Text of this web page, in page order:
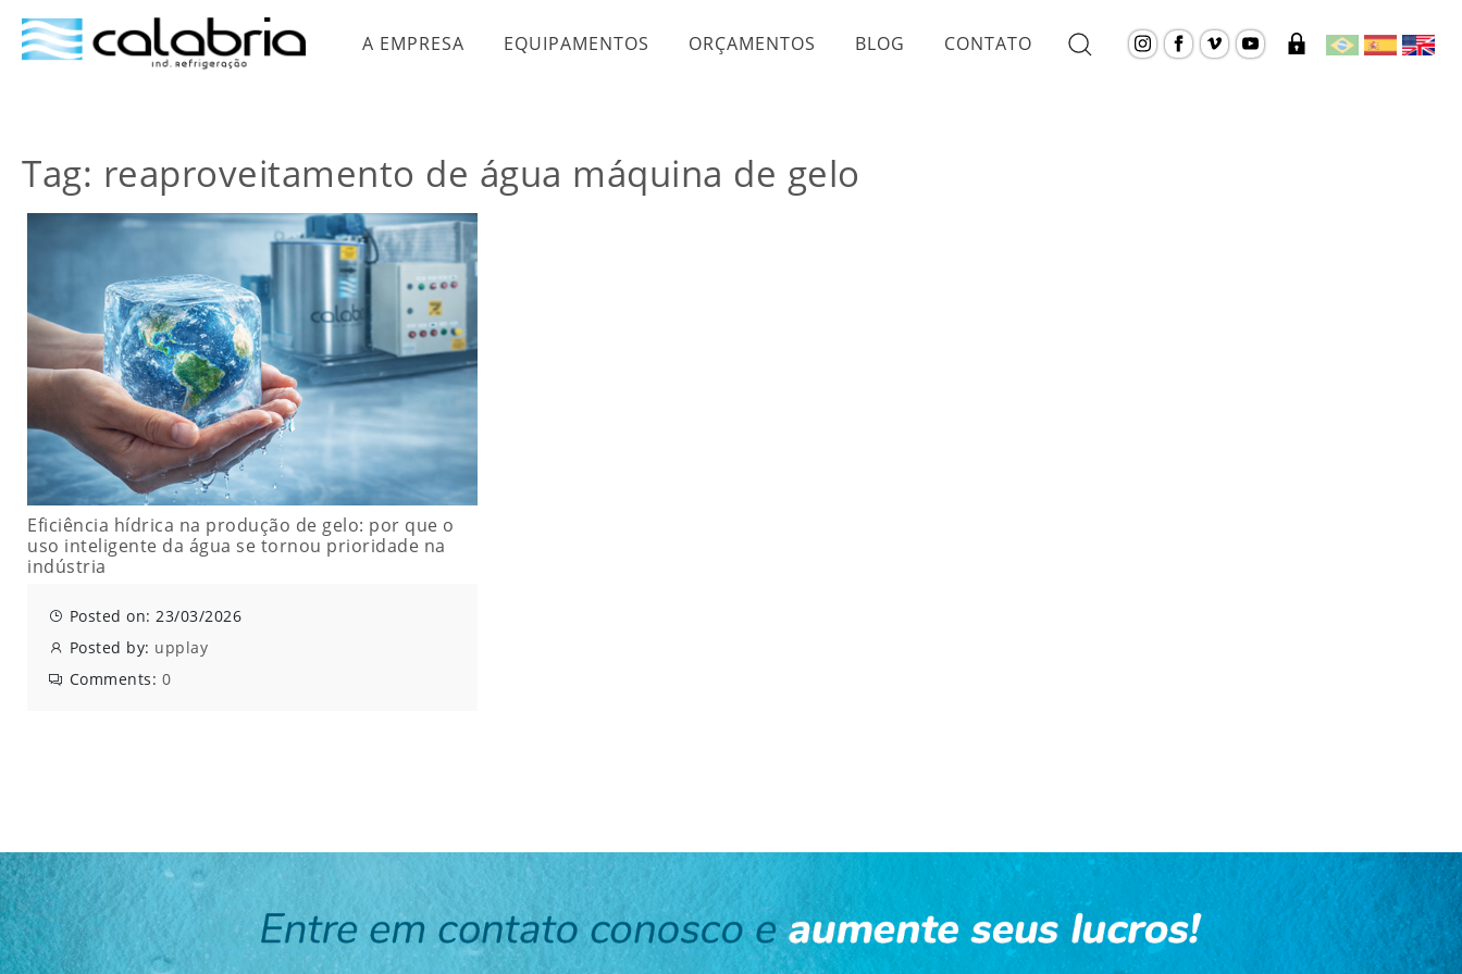
A EMPRESA EQUIPAMENTOS ORÇAMENTOS BLOG CONTATO
Tag: reaproveitamento de água máquina de gelo
Eficiência hídrica na produção de gelo: por que o
uso inteligente da água se tornou prioridade na
indústria
Posted on: 23/03/2026
Posted by: upplay
Comments: 0